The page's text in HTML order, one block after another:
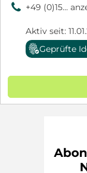
9 +49 (0)15...
Aktiv seit:
Geprüfte